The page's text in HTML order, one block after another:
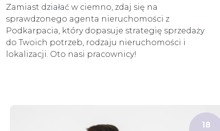
Zamiast działać w ciemno, zdaj się na
sprawdzonego agenta nieruchomości z
Podkarpacia, który dopasuje strategię sprzedaży
do Twoich potrzeb, rodzaju nieruchomości i
lokalizacji. Oto nasi pracownicy!
18